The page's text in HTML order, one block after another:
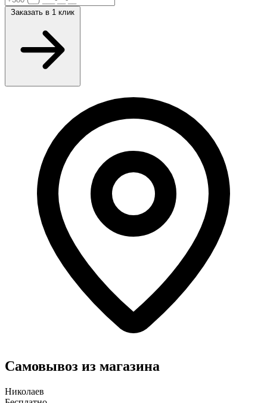
Заказать в 1 клик
Самовывоз из магазина
Николаев